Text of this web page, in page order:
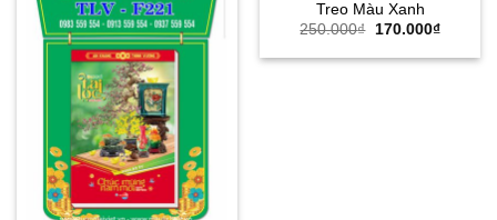
Treo Màu Xanh
250.000₫
Giá
là:
170.000₫Giá
tại